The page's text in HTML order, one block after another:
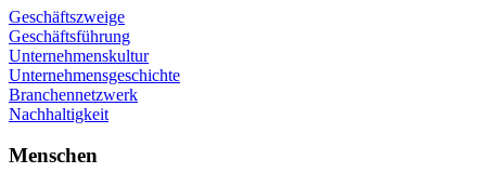
Geschäftszweige
Geschäftsführung
Unternehmenskultur
Unternehmensgeschichte
Branchennetzwerk
Nachhaltigkeit
Menschen